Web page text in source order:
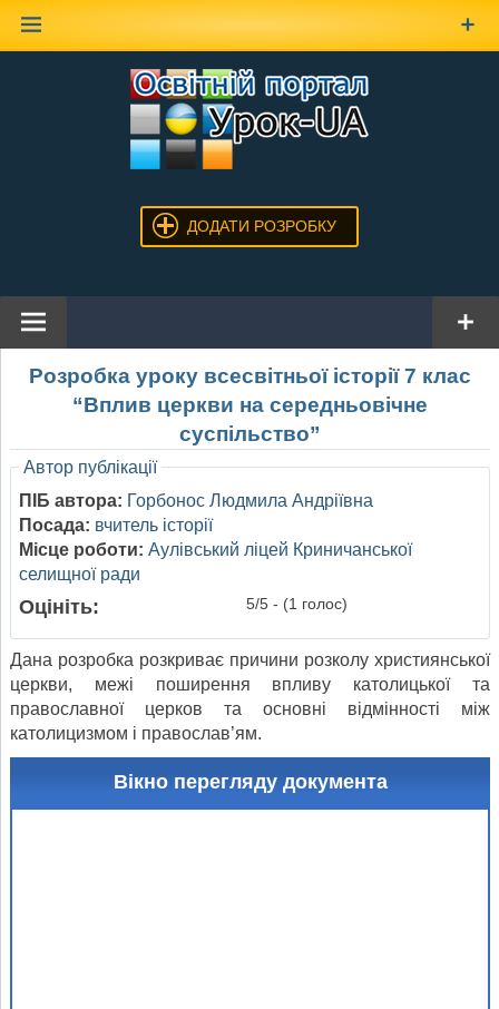
ДОДАТИ РОЗРОБКУ
Розробка уроку всесвітньої історії 7 клас
“Вплив церкви на середньовічне
суспільство”
Автор публікації
ПІБ автора: Горбонос Людмила Андріївна
Посада: вчитель історії
Місце роботи: Аулівський ліцей Криничанської
селищної ради
Оцініть: 5/5 - (1 голос)
Дана розробка розкриває причини розколу християнської
церкви, межі поширення впливу католицької та
православної церков та основні відмінності між
католицизмом і православ’ям.
Вікно перегляду документа